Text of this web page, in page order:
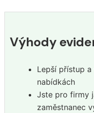
Výhody
Lepší přístup
nabídkách
Jste pro firmy
zaměstnanec